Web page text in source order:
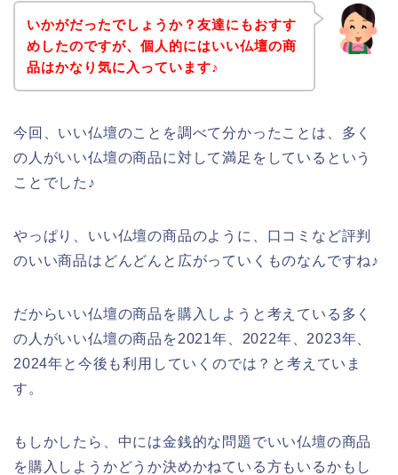
いかがだったでしょうか？友達にもおすす
めしたのですが、個人的にはいい仏壇の商
品はかなり気に入っています♪
今回、いい仏壇のことを調べて分かったことは、多く
の人がいい仏壇の商品に対して満足をしているという
ことでした♪
やっぱり、いい仏壇の商品のように、口コミなど評判
のいい商品はどんどんと広がっていくものなんですね♪
だからいい仏壇の商品を購入しようと考えている多く
の人がいい仏壇の商品を2021年、2022年、2023年、
2024年と今後も利用していくのでは？と考えていま
す。
もしかしたら、中には金銭的な問題でいい仏壇の商品
を購入しようかどうか決めかねている方もいるかもし